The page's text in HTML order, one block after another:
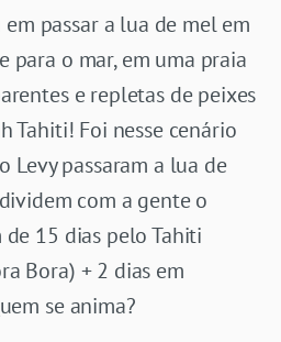
passar a lua de mel em
para o mar, em uma praia
e repletas de peixes
Tahiti! Foi nesse cenário
Levy passaram a lua de
com a gente o
15 dias pelo Tahiti
Bora) + 2 dias em
se anima?